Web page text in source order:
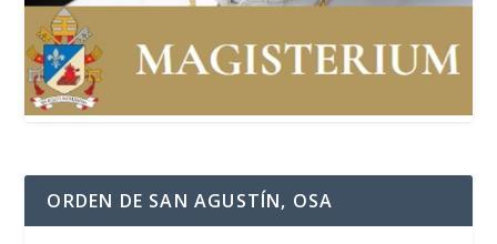
ORDEN DE SAN AGUSTÍN, OSA